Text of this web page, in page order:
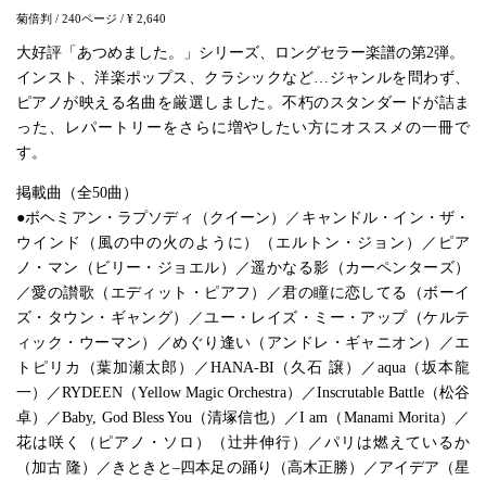
菊倍判 / 240ページ / ¥ 2,640
大好評「あつめました。」シリーズ、ロングセラー楽譜の第2弾。
インスト、洋楽ポップス、クラシックなど…ジャンルを問わず、
ピアノが映える名曲を厳選しました。不朽のスタンダードが詰ま
った、レパートリーをさらに増やしたい方にオススメの一冊で
す。
掲載曲（全50曲）
●ボヘミアン・ラプソディ（クイーン）／キャンドル・イン・ザ・
ウインド（風の中の火のように）（エルトン・ジョン）／ピア
ノ・マン（ビリー・ジョエル）／遥かなる影（カーペンターズ）
／愛の讃歌（エディット・ピアフ）／君の瞳に恋してる（ボーイ
ズ・タウン・ギャング）／ユー・レイズ・ミー・アップ（ケルテ
ィック・ウーマン）／めぐり逢い（アンドレ・ギャニオン）／エ
トピリカ（葉加瀬太郎）／HANA-BI（久石 譲）／aqua（坂本龍
一）／RYDEEN（Yellow Magic Orchestra）／Inscrutable Battle（松谷
卓）／Baby, God Bless You（清塚信也）／I am（Manami Morita）／
花は咲く（ピアノ・ソロ）（辻井伸行）／パリは燃えているか
（加古 隆）／きときと–四本足の踊り（高木正勝）／アイデア（星